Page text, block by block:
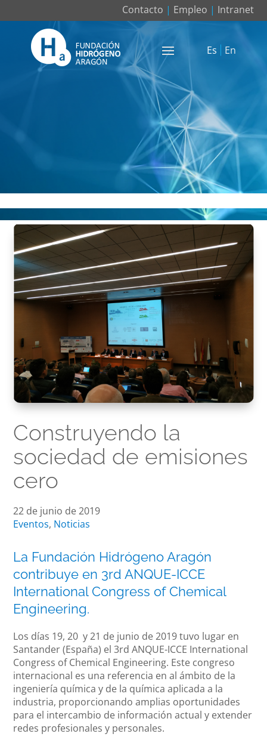
Contacto | Empleo | Intranet
Es En
Construyendo la
sociedad de emisiones
cero
22 de junio de 2019
Eventos, Noticias
La Fundación Hidrógeno Aragón
contribuye en 3rd ANQUE-ICCE
International Congress of Chemical
Engineering.
Los días 19, 20 y 21 de junio de 2019 tuvo lugar en
Santander (España) el 3rd ANQUE-ICCE International
Congress of Chemical Engineering. Este congreso
internacional es una referencia en al ámbito de la
ingeniería química y de la química aplicada a la
industria, proporcionando amplias oportunidades
para el intercambio de información actual y extender
redes profesionales y personales.